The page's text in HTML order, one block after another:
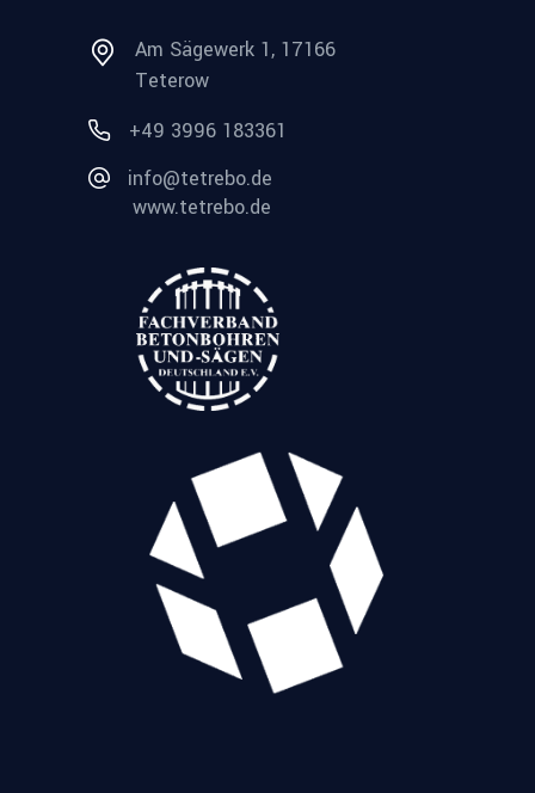
Am Sägewerk 1, 17166
Teterow
+49 3996 183361
info@tetrebo.de
www.tetrebo.de